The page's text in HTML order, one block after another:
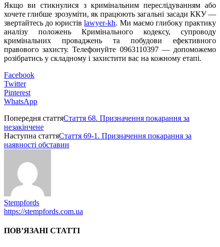
Якщо ви стикнулися з кримінальним переслідуванням або
хочете глибше зрозуміти, як працюють загальні засади ККУ —
звертайтесь до юристівlawyer-kh. Ми маємо глибоку практику
аналізу положень Кримінального кодексу, супроводу
кримінальних проваджень та побудови ефективного
правового захисту. Телефонуйте 0963110397 — допоможемо
розібратись у складному і захистити вас на кожному етапі.
Facebook
Twitter
Pinterest
WhatsApp
Попередня статтяСтаття 68. Призначення покарання за
незакінчене
Наступна статтяСтаття 69-1. Призначення покарання за
наявності обставин
Stempfords
https://stempfords.com.ua
ПОВ’ЯЗАНІ СТАТТІ